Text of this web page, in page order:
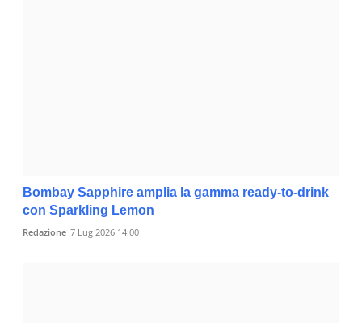
Bombay Sapphire amplia la gamma ready-to-drink
con Sparkling Lemon
Redazione 7 Lug 2026 14:00